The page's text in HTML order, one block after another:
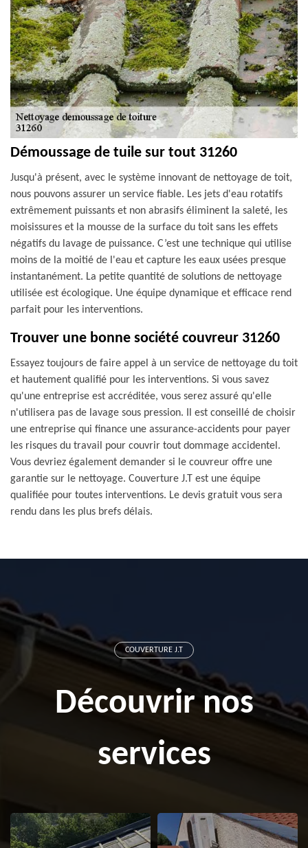
Démoussage de tuile sur tout 31260
Jusqu'à présent, avec le système innovant de nettoyage de toit,
nous pouvons assurer un service fiable. Les jets d'eau rotatifs
extrêmement puissants et non abrasifs éliminent la saleté, les
moisissures et la mousse de la surface du toit sans les effets
négatifs du lavage de puissance. C’est une technique qui utilise
moins de la moitié de l'eau et capture les eaux usées presque
instantanément. La petite quantité de solutions de nettoyage
utilisée est écologique. Une équipe dynamique et efficace rend
parfait pour les interventions.
Trouver une bonne société couvreur 31260
Essayez toujours de faire appel à un service de nettoyage du toit
et hautement qualifié pour les interventions. Si vous savez
qu'une entreprise est accréditée, vous serez assuré qu'elle
n'utilisera pas de lavage sous pression. Il est conseillé de choisir
une entreprise qui finance une assurance-accidents pour payer
les risques du travail pour couvrir tout dommage accidentel.
Vous devriez également demander si le couvreur offre une
garantie sur le nettoyage. Couverture J.T est une équipe
qualifiée pour toutes interventions. Le devis gratuit vous sera
rendu dans les plus brefs délais.
COUVERTURE J.T
Découvrir nos
services